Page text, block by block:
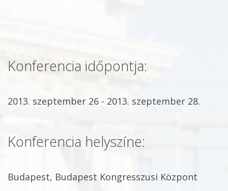
Konferencia időpontja:
2013. szeptember 26 - 2013. szeptember 28.
Konferencia helyszíne:
Budapest, Budapest Kongresszusi Központ